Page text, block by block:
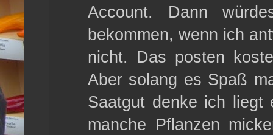
Account. Dann
bekommen, wenn ich
nicht. Das posten
Aber solang es Spaß
Saatgut denke ich
manche Pflanzen